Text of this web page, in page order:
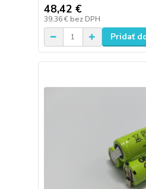
48,42 €
39,36 € bez DPH
Pridať